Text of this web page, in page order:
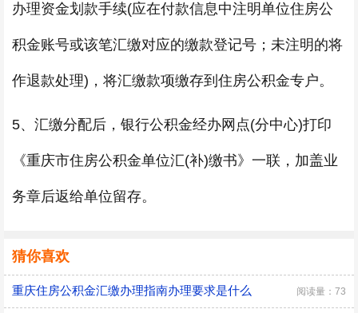
办理资金划款手续(应在付款信息中注明单位住房公
积金账号或该笔汇缴对应的缴款登记号；未注明的将
作退款处理)，将汇缴款项缴存到住房公积金专户。
5、汇缴分配后，银行公积金经办网点(分中心)打印
《重庆市住房公积金单位汇(补)缴书》一联，加盖业
务章后返给单位留存。
猜你喜欢
重庆住房公积金汇缴办理指南办理要求是什么 阅读量：73